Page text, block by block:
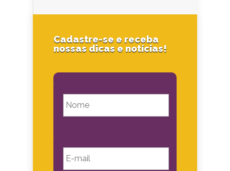
Cadastre-se e receba
nossas dicas e notícias!